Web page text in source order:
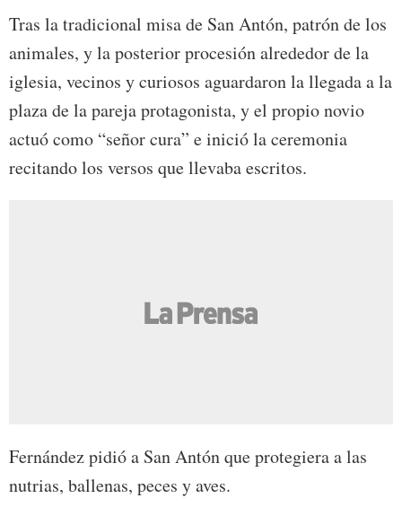
Tras la tradicional misa de San Antón, patrón de los
animales, y la posterior procesión alrededor de la
iglesia, vecinos y curiosos aguardaron la llegada a la
plaza de la pareja protagonista, y el propio novio
actuó como “señor cura” e inició la ceremonia
recitando los versos que llevaba escritos.
Fernández pidió a San Antón que protegiera a las
nutrias, ballenas, peces y aves.